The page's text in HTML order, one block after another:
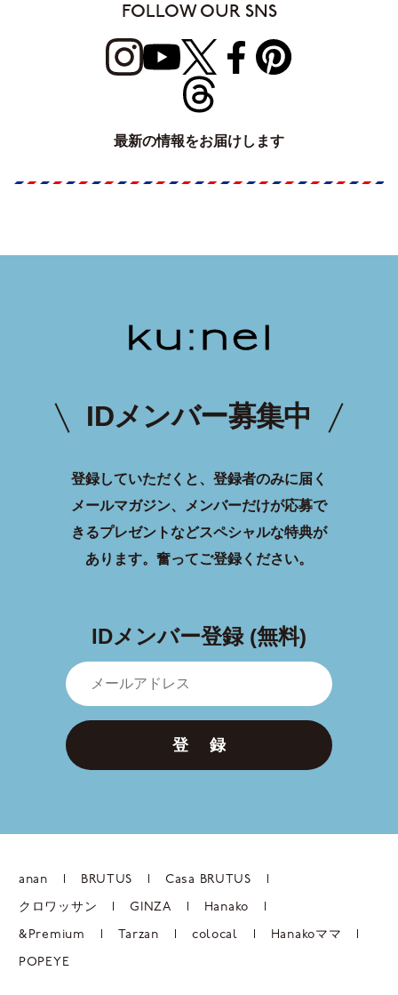
FOLLOW OUR SNS
最新の情報をお届けします
IDメンバー募集中
登録していただくと、登録者のみに届く
メールマガジン、メンバーだけが応募で
きるプレゼントなどスペシャルな特典が
あります。 奮ってご登録ください。
IDメンバー登録 (無料)
登 録
anan BRUTUS Casa BRUTUS
クロワッサン GINZA Hanako
&Premium Tarzan colocal Hanakoママ
POPEYE